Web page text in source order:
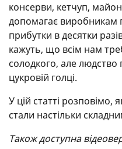
консерви, кетчуп,
допомагає виробникам
прибутки в десятки
кажуть, що всім нам
солодкого, але людство
цукровій голці.
У цій статті розповімо,
стали настільки
Також доступна